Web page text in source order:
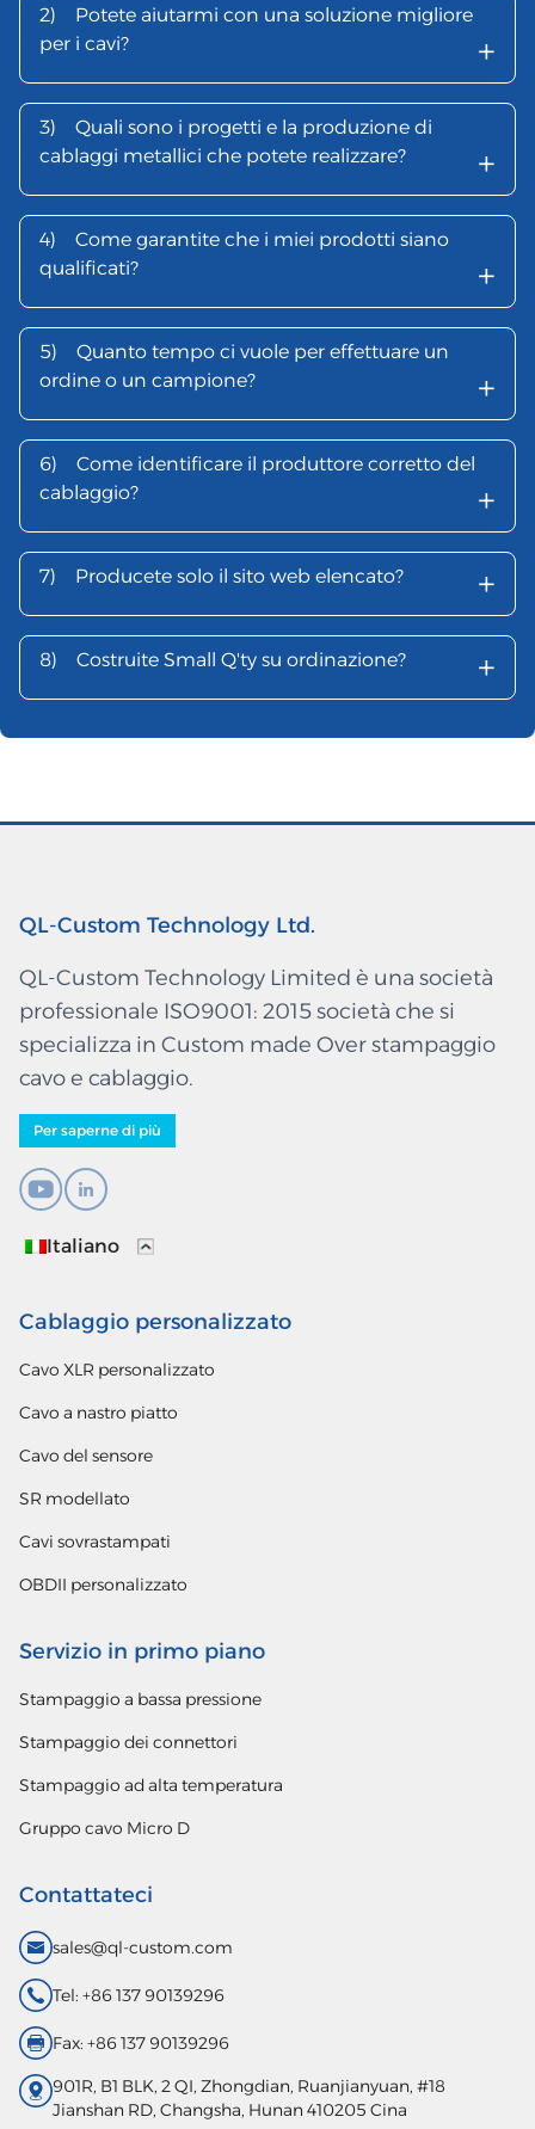
2)
Potete aiutarmi con una soluzione migliore
per i cavi?
+
3)
Quali sono i progetti e la produzione di
cablaggi metallici che potete realizzare?
+
4)
Come garantite che i miei prodotti siano
qualificati?
+
5)
Quanto tempo ci vuole per effettuare un
ordine o un campione?
+
6)
Come identificare il produttore corretto del
cablaggio?
+
7) Producete solo il sito web elencato? +
8) Costruite Small Q'ty su ordinazione? +
QL-Custom Technology Ltd.
QL-Custom Technology Limited è una società
professionale ISO9001: 2015 società che si
specializza in Custom made Over stampaggio
cavo e cablaggio.
Per saperne di più
Italiano
Cablaggio personalizzato
Cavo XLR personalizzato
Cavo a nastro piatto
Cavo del sensore
SR modellato
Cavi sovrastampati
OBDII personalizzato
Servizio in primo piano
Stampaggio a bassa pressione
Stampaggio dei connettori
Stampaggio ad alta temperatura
Gruppo cavo Micro D
Contattateci
sales@ql-custom.com
Tel: +86 137 90139296
Fax: +86 137 90139296
901R, B1 BLK, 2 QI, Zhongdian, Ruanjianyuan, #18
Jianshan RD, Changsha, Hunan 410205 Cina